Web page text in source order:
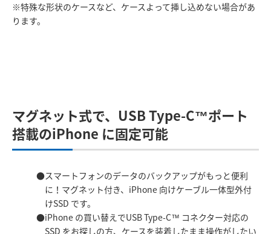
※特殊な形状のケースなど、ケースよって挿し込めない場合があ
ります。
マグネット式で、USB Type-C™ポート
搭載のiPhone に固定可能
スマートフォンのデータのバックアップがもっと便利
に！マグネット付き、iPhone 向けケーブル一体型外付
けSSD です。
iPhone の買い替えでUSB Type-C™ コネクター対応の
SSD をお探しの方、ケースを装着したまま操作がしたい